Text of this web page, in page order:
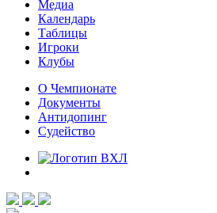
Медиа
Календарь
Таблицы
Игроки
Клубы
О Чемпионате
Документы
Антидопинг
Судейство